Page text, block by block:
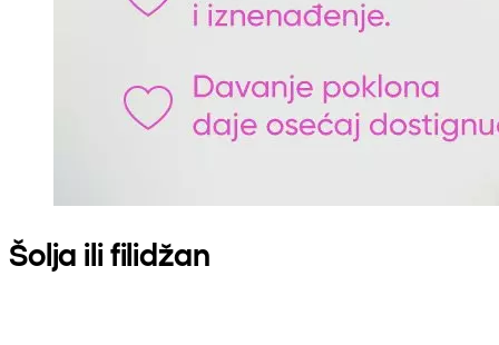
Šolja ili filidžan